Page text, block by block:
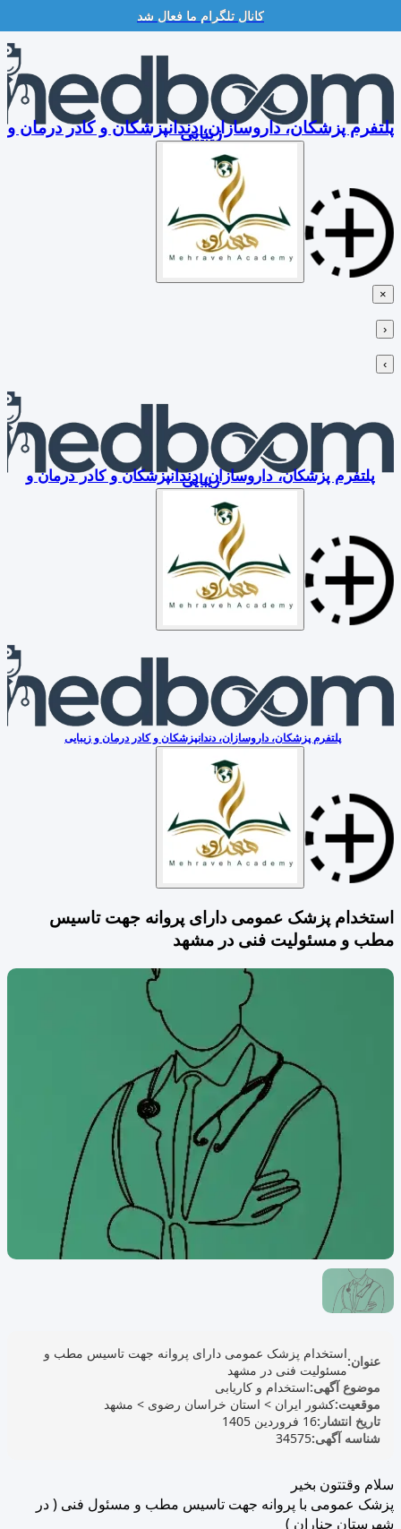
کانال تلگرام ما فعال شد
Skip
content
پلتفرم پزشکان، داروسازان، دندانپزشکان و کادر درمان و
زیبایی
×
‹
›
پلتفرم پزشکان، داروسازان، دندانپزشکان و کادر درمان و
زیبایی
پلتفرم پزشکان، داروسازان، دندانپزشکان و کادر درمان و زیبایی
استخدام پزشک عمومی دارای پروانه جهت تاسیس
مطب و مسئولیت فنی در مشهد
عنوان:استخدام پزشک عمومی دارای پروانه جهت تاسیس مطب و
مسئولیت فنی در مشهد
موضوع آگهی:استخدام و کاریابی
موقعیت:کشور ایران > استان خراسان رضوی > مشهد
تاریخ انتشار:16 فروردین 1405
شناسه آگهی:34575
سلام وقتتون بخیر
پزشک عمومی با پروانه جهت تاسیس مطب و مسئول فنی ( در
شهرستان چناران )